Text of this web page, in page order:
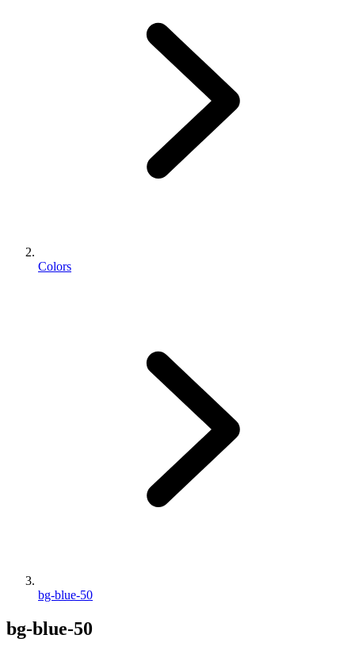
Colors
bg-blue-50
bg-blue-50